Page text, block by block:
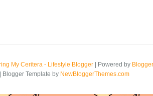
My Ceritera - Lifestyle Blogger | Powered by Blogger
| Blogger Template by NewBloggerThemes.com